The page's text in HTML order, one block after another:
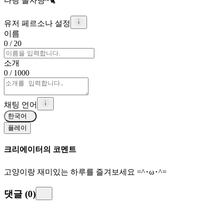
유저 페르소나 설정
이름
0 / 20
소개
0 / 1000
채팅 언어
한국어
플레이
크리에이터의 코멘트
고양이랑 재미있는 하루를 즐겨보세요 =^･ω･^=
댓글 (0)